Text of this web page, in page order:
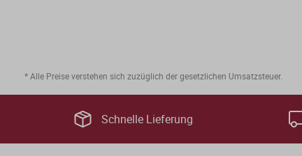
* Alle Preise verstehen sich zuzüglich der gesetzlichen Umsatzsteuer.
Schnelle Lieferung